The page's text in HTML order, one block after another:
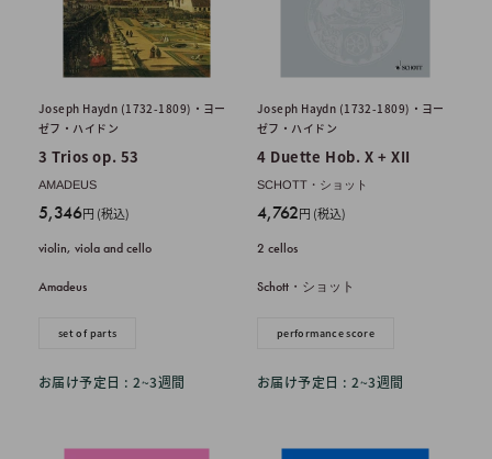
Joseph Haydn (1732-1809)・ヨー
ゼフ・ハイドン
3 Trios op. 53
AMADEUS
販
価
格
5,346円 (税込)
violin, viola and cello
Amadeus
set of parts
お届け予定日 : 2~3週間
Joseph Haydn (1732-1809)・ヨー
ゼフ・ハイドン
4 Duette Hob. X + XII
SCHOTT・ショット
販
価
格
4,762円 (税込)
2 cellos
Schott・ショット
performance score
お届け予定日 : 2~3週間